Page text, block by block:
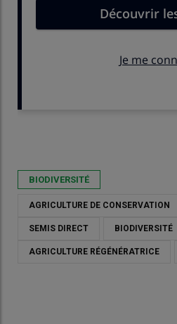
BIODIVERSITÉ
AGRICULTURE DE CONSERVATION
SEMIS DIRECT BIODIVERSITÉ
AGRICULTURE RÉGÉNÉRATRICE